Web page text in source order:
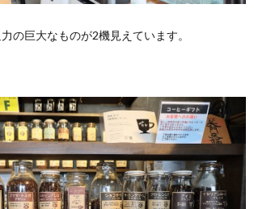
の巨大なものが2機見えています。